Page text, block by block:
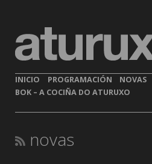
INICIO PROGRAMACIÓN NOVAS
BOK – A COCIÑA DO ATURUXO
novas